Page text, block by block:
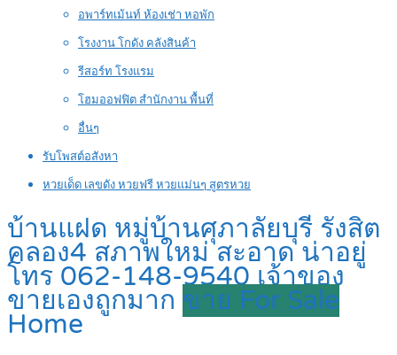
อพาร์ทเม้นท์ ห้องเช่า หอพัก
โรงงาน โกดัง คลังสินค้า
รีสอร์ท โรงแรม
โฮมออฟฟิต สำนักงาน พื้นที่
อื่นๆ
รับโพสต์อสังหา
หวยเด็ด เลขดัง หวยฟรี หวยแม่นๆ สูตรหวย
บ้านแฝด หมู่บ้านศุภาลัยบุรี รังสิต
คลอง4 สภาพใหม่ สะอาด น่าอยู่
โทร 062-148-9540 เจ้าของ
ขายเองถูกมาก ขาย For Sale
Home